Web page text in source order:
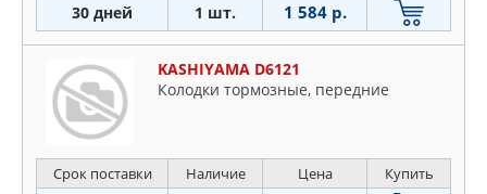
30 дней 1 шт. 1 584 р.
KASHIYAMA D6121
Колодки тормозные, передние
Срок поставки Наличие Цена Купить